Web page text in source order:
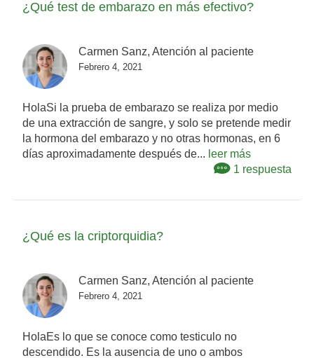
¿Qué test de embarazo en más efectivo?
Carmen Sanz, Atención al paciente
Febrero 4, 2021
HolaSi la prueba de embarazo se realiza por medio
de una extracción de sangre, y solo se pretende medir
la hormona del embarazo y no otras hormonas, en 6
días aproximadamente después de... leer más
1 respuesta
¿Qué es la criptorquidia?
Carmen Sanz, Atención al paciente
Febrero 4, 2021
HolaEs lo que se conoce como testiculo no
descendido. Es la ausencia de uno o ambos